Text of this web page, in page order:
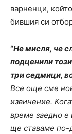
варненци,
бившия си
“Не мисля, че
подценили
три седмици,
Все още сме
извинение.
време заедно
ще ставаме по-